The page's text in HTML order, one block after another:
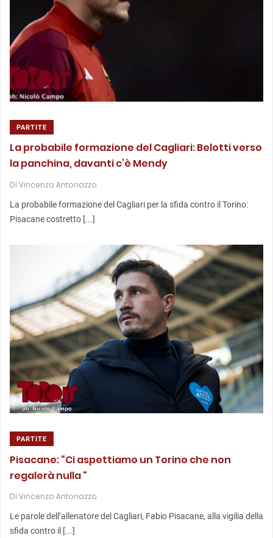
PARTITE
La probabile formazione del Cagliari: Belotti verso
la panchina, davanti c’è Mendy
Di Vincenzo Antonazzo
La probabile formazione del Cagliari per la sfida contro il Torino:
Pisacane costretto [...]
PARTITE
Pisacane: “Ci aspettiamo un Torino che non
regalerà nulla “
Di Vincenzo Antonazzo
Le parole dell’allenatore del Cagliari, Fabio Pisacane, alla vigilia della
sfida contro il [...]